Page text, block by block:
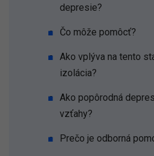
depresie?
Čo môže pomôcť?
Ako vplýva na tento
izolácia?
Ako popôrodná
vzťahy?
Prečo je odborná